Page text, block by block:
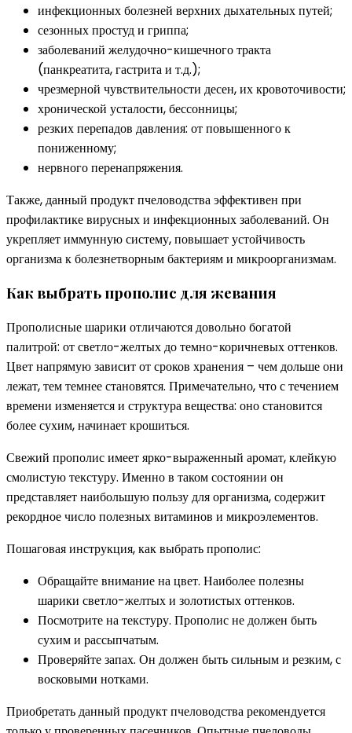
инфекционных болезней верхних дыхательных путей;
сезонных простуд и гриппа;
заболеваний желудочно-кишечного тракта
(панкреатита, гастрита и т.д.);
чрезмерной чувствительности десен, их кровоточивости;
хронической усталости, бессонницы;
резких перепадов давления: от повышенного к
пониженному;
нервного перенапряжения.
Также, данный продукт пчеловодства эффективен при
профилактике вирусных и инфекционных заболеваний. Он
укрепляет иммунную систему, повышает устойчивость
организма к болезнетворным бактериям и микроорганизмам.
Как выбрать прополис для жевания
Прополисные шарики отличаются довольно богатой
палитрой: от светло-желтых до темно-коричневых оттенков.
Цвет напрямую зависит от сроков хранения – чем дольше они
лежат, тем темнее становятся. Примечательно, что с течением
времени изменяется и структура вещества: оно становится
более сухим, начинает крошиться.
Свежий прополис имеет ярко-выраженный аромат, клейкую
смолистую текстуру. Именно в таком состоянии он
представляет наибольшую пользу для организма, содержит
рекордное число полезных витаминов и микроэлементов.
Пошаговая инструкция, как выбрать прополис:
Обращайте внимание на цвет. Наиболее полезны
шарики светло-желтых и золотистых оттенков.
Посмотрите на текстуру. Прополис не должен быть
сухим и рассыпчатым.
Проверяйте запах. Он должен быть сильным и резким, с
восковыми нотками.
Приобретать данный продукт пчеловодства рекомендуется